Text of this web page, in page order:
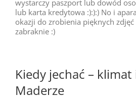
wystarczy paszport lub dowód
lub karta kredytowa :):):) No i
okazji do zrobienia pięknych
zabraknie :)
Kiedy jechać –
Maderze